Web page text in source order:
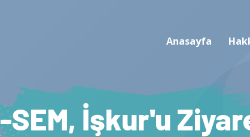
Anasayfa
SEM, İşkur'u